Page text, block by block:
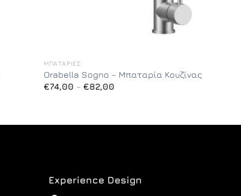
ΜΠΑΤΑΡΊΕΣ
Orabella Sogno – Μπαταρία Κουζίνας
€74,00 – €82,00
Experience Design